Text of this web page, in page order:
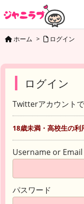
ホーム > ログイン
ログイン
Twitterアカウント
18歳未満・高校生の利
Username or Email
パスワード